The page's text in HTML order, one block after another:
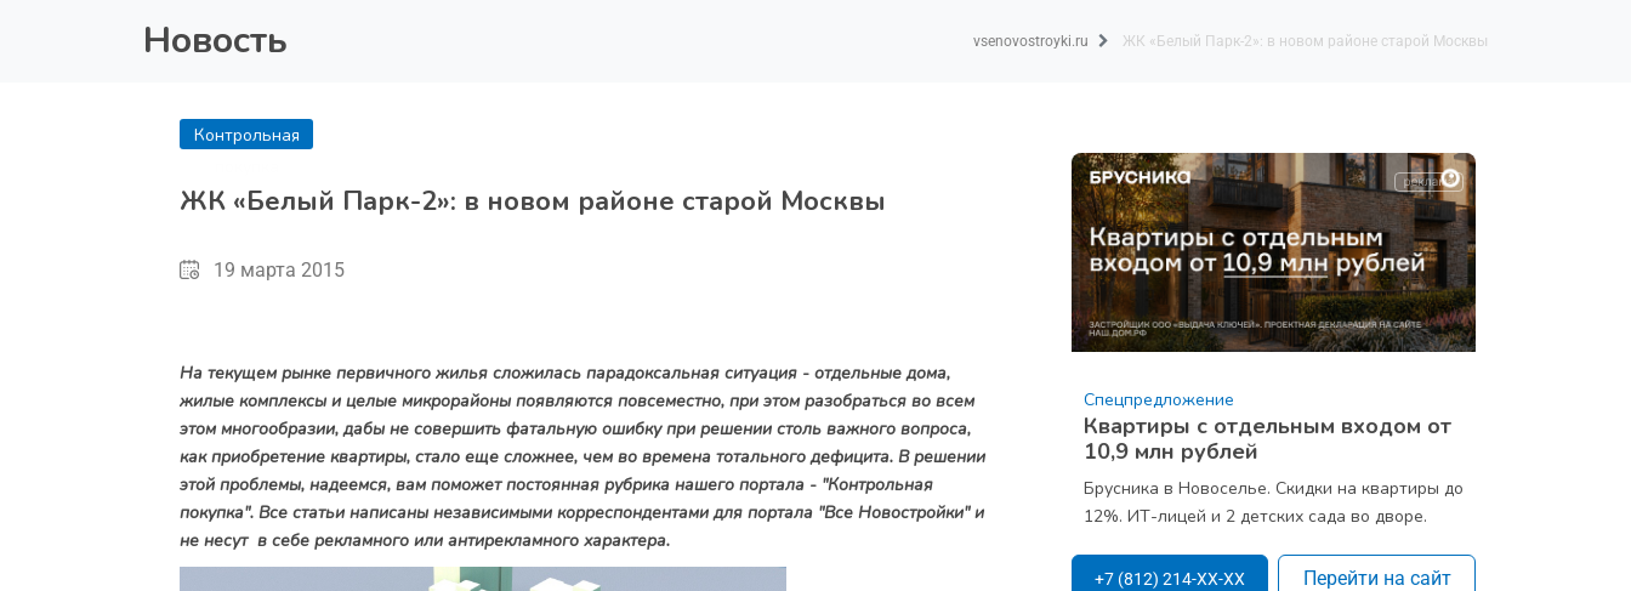
Новость vsenovostroyki.ru ЖК «Белый Парк-2»: в новом районе старой Москвы
Контрольная
ЖК «Белый Парк-2»: в новом районе старой Москвы
19 марта 2015
На текущем рынке первичного жилья сложилась парадоксальная ситуация - отдельные дома,
жилые комплексы и целые микрорайоны появляются повсеместно, при этом разобраться во всем
этом многообразии, дабы не совершить фатальную ошибку при решении столь важного вопроса,
как приобретение квартиры, стало еще сложнее, чем во времена тотального дефицита. В решении
этой проблемы, надеемся, вам поможет постоянная рубрика нашего портала - "Контрольная
покупка". Все статьи написаны независимыми корреспондентами для портала "Все Новостройки" и
не несут в себе рекламного или антирекламного характера.
Спецпредложение
Квартиры с отдельным входом от
10,9 млн рублей
Брусника в Новоселье. Скидки на квартиры до
12%. ИТ-лицей и 2 детских сада во дворе.
+7 (812) 214-XX-XX Перейти на сайт